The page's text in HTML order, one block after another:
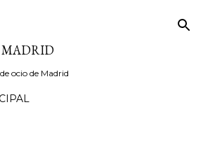
MADRID
ocio de Madrid